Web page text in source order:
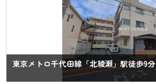
東京メトロ千代田線「北綾瀬」駅徒歩9分